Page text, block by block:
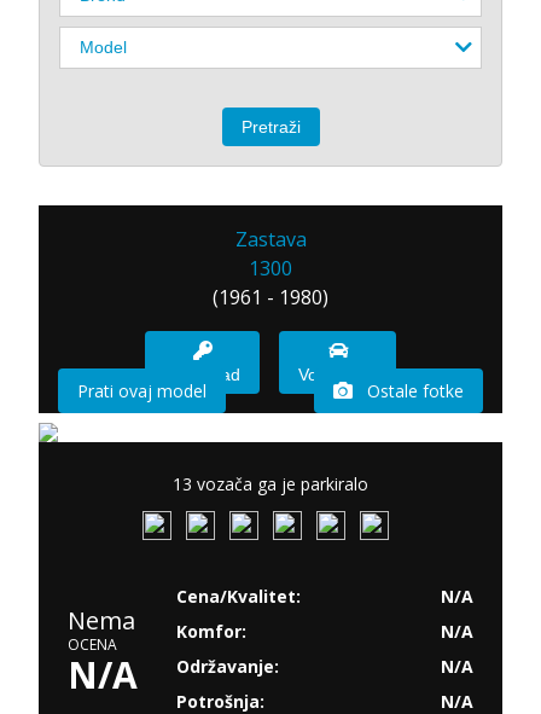
Zastava
1300
(1961 - 1980)
Imam sad Vozio sam
Prati ovaj model Ostale fotke
13 vozača ga je parkiralo
Nema
OCENA
N/A
Cena/Kvalitet:
N/A
Komfor:
N/A
Održavanje:
N/A
Potrošnja:
N/A